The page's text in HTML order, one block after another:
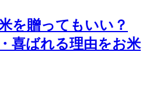
を贈ってもいい？
喜ばれる理由をお米